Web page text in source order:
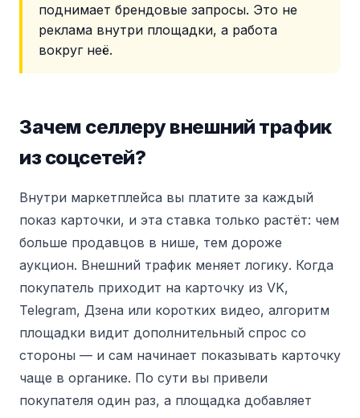
поднимает брендовые запросы. Это не
реклама внутри площадки, а работа
вокруг неё.
Зачем селлеру внешний трафик
из соцсетей?
Внутри маркетплейса вы платите за каждый
показ карточки, и эта ставка только растёт: чем
больше продавцов в нише, тем дороже
аукцион. Внешний трафик меняет логику. Когда
покупатель приходит на карточку из VK,
Telegram, Дзена или коротких видео, алгоритм
площадки видит дополнительный спрос со
стороны — и сам начинает показывать карточку
чаще в органике. По сути вы привели
покупателя один раз, а площадка добавляет